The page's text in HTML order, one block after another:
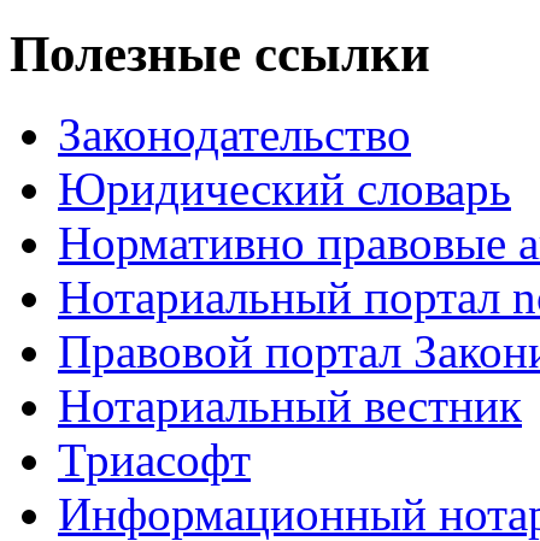
Полезные ссылки
Законодательство
Юридический словарь
Нормативно правовые
Нотариальный портал
Правовой портал
Нотариальный вестник
Триасофт
Информационный